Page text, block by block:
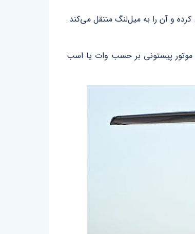
کرده و آن را به میل‌لنگ منتقل می‌کند.
موتور پیستونی بر حسب وات یا اسب